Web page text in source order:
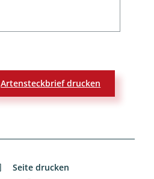
Artensteckbrief drucken
Seite drucken